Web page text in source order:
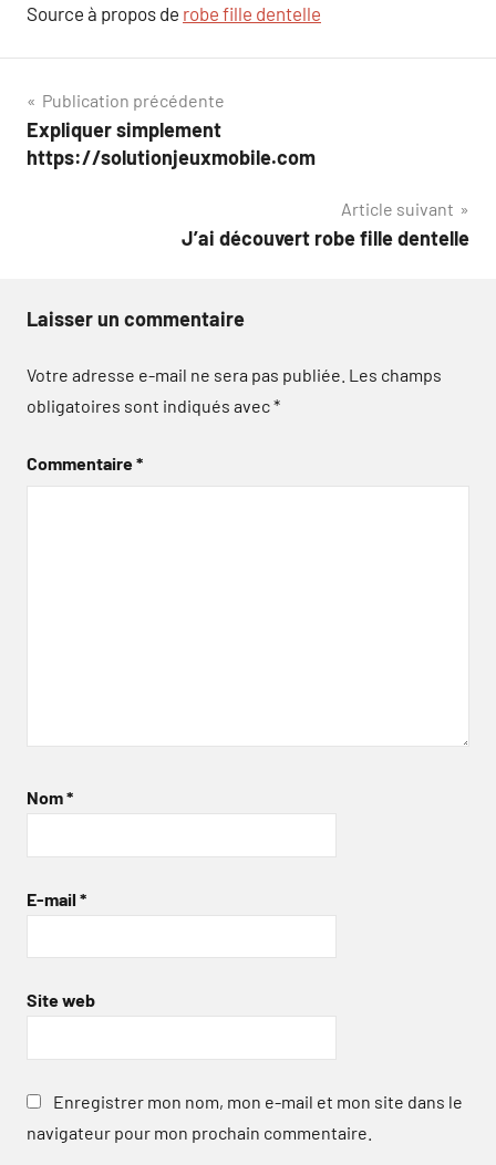
Source à propos de robe fille dentelle
Navigation
de
Publication précédente
Expliquer simplement
https://solutionjeuxmobile.com
Article suivant
J’ai découvert robe fille dentelle
Laisser un commentaire
Votre adresse e-mail ne sera pas publiée. Les champs
obligatoires sont indiqués avec*
Commentaire*
Nom*
E-mail *
Site web
Enregistrer mon nom, mon e-mail et mon site dans le
navigateur pour mon prochain commentaire.